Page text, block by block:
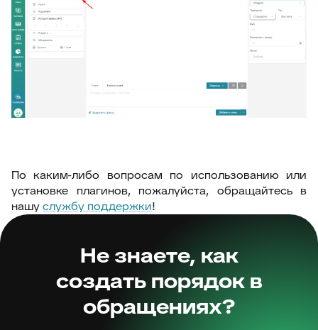
По каким-либо вопросам по использованию или
установке плагинов, пожалуйста, обращайтесь в
нашуслужбу поддержки!
Не знаете, как
создать порядок в
обращениях?